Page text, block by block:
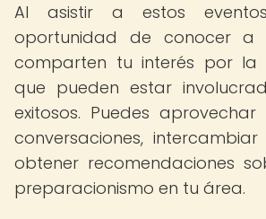
Al asistir a estos
oportunidad de conocer a
comparten tu interés por la
que pueden estar
exitosos. Puedes
conversaciones,
obtener recomendaciones
preparacionismo en tu área.